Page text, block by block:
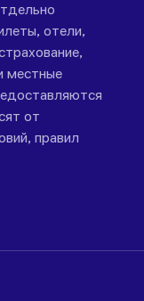
отели,
местные
от
правил